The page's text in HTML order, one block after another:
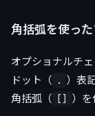
角括弧を使っ
オプショナルチェ
ドット（ . ）表
角括弧（
[] ）を